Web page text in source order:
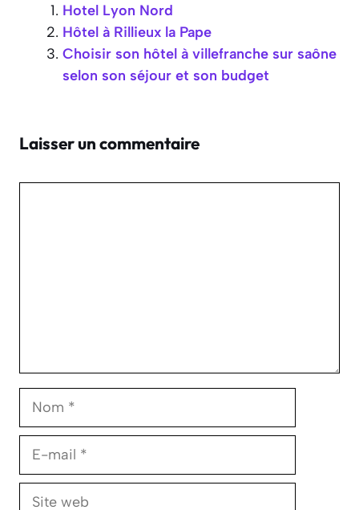
Hotel Lyon Nord
Hôtel à Rillieux la Pape
Choisir son hôtel à villefranche sur saône
selon son séjour et son budget
Laisser un commentaire
Nom
E-
Site